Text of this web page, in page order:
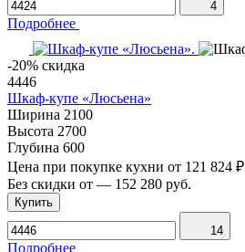
4
Подробнее
-20% скидка
4446
Шкаф-купе «Люсьена»
Ширина 2100
Высота 2700
Глубина 600
Цена при покупке кухни от 121 824 ₽
Без скидки от — 152 280 руб.
Купить
14
Подробнее